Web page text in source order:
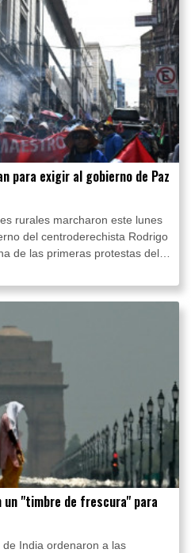
para exigir al gobierno de Paz
rurales marcharon este lunes
del centroderechista Rodrigo
de las primeras protestas del
un "timbre de frescura" para
India ordenaron a las